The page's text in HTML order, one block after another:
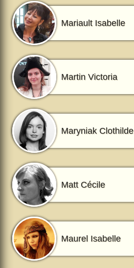
Mariault Isabelle
Martin Victoria
Maryniak Clothilde
Matt Cécile
Maurel Isabelle